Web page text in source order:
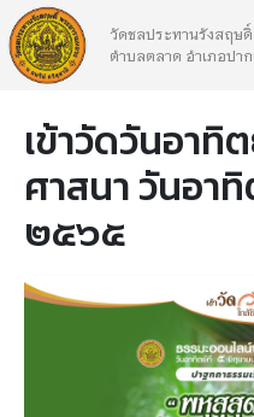
วัดชลประทานรังสฤษ
ตำบลตลาด อำเภอปา
เข้าวัดวันอาทิ
ศาสนา วันอา
๒๕๖๕